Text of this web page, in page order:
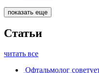
показать еще
Статьи
читать все
Офтальмолог